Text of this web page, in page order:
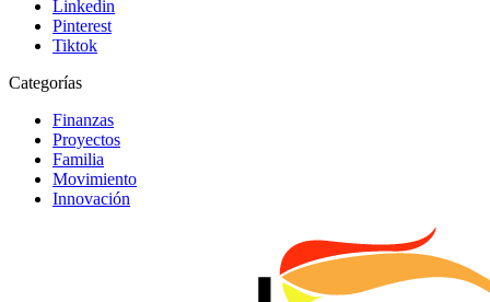
Linkedin
Pinterest
Tiktok
Categorías
Finanzas
Proyectos
Familia
Movimiento
Innovación